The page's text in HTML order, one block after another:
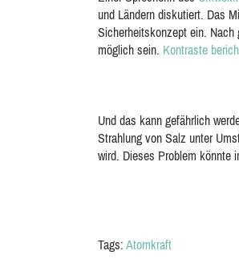
und Ländern diskutiert. Das
Sicherheitskonzept ein.
möglich sein. Kontraste
Und das kann gefährlich
Strahlung von Salz unter
wird. Dieses Problem könnte
Tags: Atomkraft